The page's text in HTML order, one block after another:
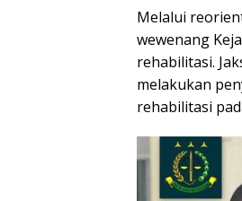
Melalui
wewenang
rehabilitasi.
melakukan
rehabilitasi